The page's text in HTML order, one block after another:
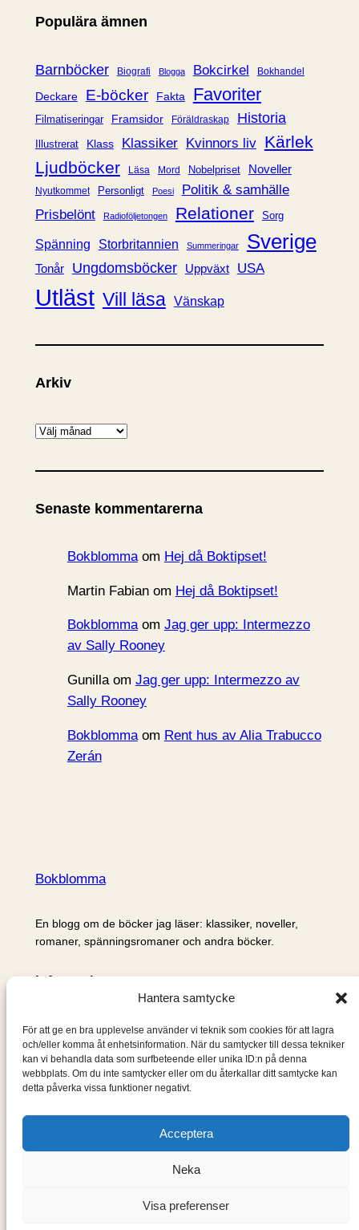
Hantera samtycke
För att ge en bra upplevelse använder vi teknik som cookies för att lagra
och/eller komma åt enhetsinformation. När du samtycker till dessa tekniker
kan vi behandla data som surfbeteende eller unika ID:n på denna
webbplats. Om du inte samtycker eller om du återkallar ditt samtycke kan
detta påverka vissa funktioner negativt.
Acceptera
Neka
Visa preferenser
g
r
Populära ämnen
Barnböcker Biografi Blogga Bokcirkel Bokhandel
Deckare E-böcker Fakta Favoriter
Filmatiseringar Framsidor Föräldraskap Historia
Illustrerat Klass Klassiker Kvinnors liv Kärlek
Ljudböcker
Läsa Mord Nobelpriset Noveller
Nyutkommet Personligt Poesi
Politik & samhälle
Prisbelönt
Radioföljetongen Relationer Sorg
Spänning Storbritannien Summeringar Sverige
Tonår Ungdomsböcker Uppväxt USA
Utläst Vill läsa Vänskap
Arkiv
A
k
v
Senaste kommentarerna
Bokblommaom Hej då Boktipset!
Martin Fabianom Hej då Boktipset!
Bokblommaom Jag ger upp: Intermezzo
av Sally Rooney
Gunillaom Jag ger upp: Intermezzo av
Sally Rooney
Bokblommaom Rent hus av Alia Trabucco
Zerán
Bokblomma
En blogg om de böcker jag läser: klassiker, noveller,
romaner, spänningsromaner och andra böcker.
Information
Om mig & om bloggen
S
ö
k
WordPress